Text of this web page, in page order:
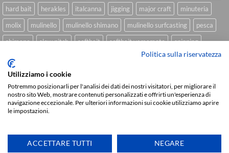
hard bait
herakles italcanna jigging major craft
minuteria
molix
mulinello mulinello shimano mulinello surfcasting
pesca
shimano
slow pitch softbait softbait yamamoto
spinning
spinning inshore
trecciato trolling tubertini
Sviluppato daWe Blink Design
Delivery
CHI SIAMO BLOG FAQ CONTATTI
Copyright 2026 © IlMaestralePesca.it
Politica sulla riservatezza
Utilizziamo i cookie
Potremmo posizionarli per l'analisi dei dati dei nostri visitatori, per migliorare il
nostro sito Web, mostrare contenuti personalizzati e offrirti un'esperienza di
navigazione eccezionale. Per ulteriori informazioni sui cookie utilizziamo aprire
le impostazioni.
ACCETTARE TUTTI NEGARE